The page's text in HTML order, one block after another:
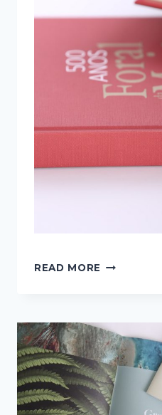
READ MORE LIVRO
FORAL
DA
MAIA